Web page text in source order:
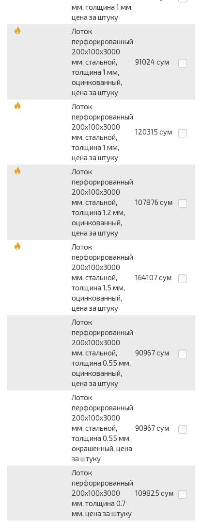
мм, толщина 1 мм,
цена за штуку
Лоток
перфорированный
200х100х3000
мм, стальной,
толщина 1 мм,
оцинкованный,
цена за штуку
91024 сум
Лоток
перфорированный
200х100х3000
мм, стальной,
толщина 1 мм,
цена за штуку
120315 сум
Лоток
перфорированный
200х100х3000
мм, стальной,
толщина 1.2 мм,
оцинкованный,
цена за штуку
107876 сум
Лоток
перфорированный
200х100х3000
мм, стальной,
толщина 1.5 мм,
оцинкованный,
цена за штуку
164107 сум
Лоток
перфорированный
200х100х3000
мм, стальной,
толщина 0.55 мм,
оцинкованный,
цена за штуку
90967 сум
Лоток
перфорированный
200х100х3000
мм, стальной,
толщина 0.55 мм,
окрашенный, цена
за штуку
90967 сум
Лоток
перфорированный
200х100х3000
мм, толщина 0.7
мм, цена за штуку
109825 сум